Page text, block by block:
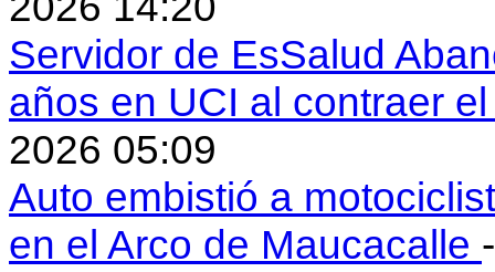
Servidor de EsSalud
años en UCI al contraer
2026 05:09
Auto embistió a
en el Arco de Maucacalle